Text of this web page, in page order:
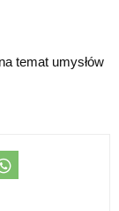
temat umysłów